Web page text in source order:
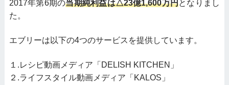
2017年第6期の当期純利益は△23億1,600万円となりまし
た。
エブリーは以下の4つのサービスを提供しています。
１.レシピ動画メディア「DELISH KITCHEN」
２.ライフスタイル動画メディア「KALOS」